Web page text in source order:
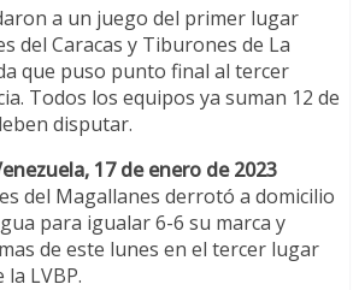
a un juego del primer lugar
del Caracas y Tiburones de La
que puso punto final al tercer
Todos los equipos ya suman 12 de
disputar.
17 de enero de 2023
del Magallanes derrotó a domicilio
para igualar 6-6 su marca y
de este lunes en el tercer lugar
la LVBP.